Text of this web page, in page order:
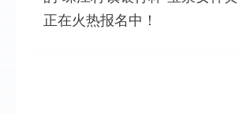
正在火热报名中！